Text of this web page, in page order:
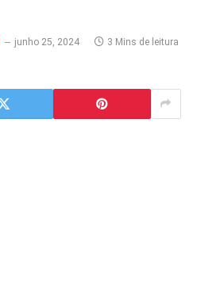
junho 25, 2024 3 Mins de leitura